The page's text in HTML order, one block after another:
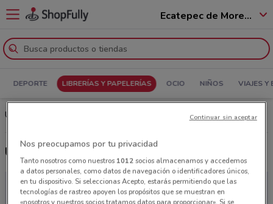
Ecatepec de Morelos - 55100
DEPORTE LIBRERÍAS Y PAPELERÍAS OCIO NIÑOS VIAJES Y
Último folleto Librería Maranatha en Ecatepec de Morelos
Últimas ofertas Librería Maranatha
Nos preocupamos por tu privacidad
Tanto nosotros como nuestros 1012socios almacenamos y accedemos
a datos personales, como datos de navegación o identificadores únicos,
en tu dispositivo. Si seleccionas Acepto, estarás permitiendo que las
tecnologías de rastreo apoyen los propósitos que se muestran en
«nosotros y nuestros socios tratamos datos para proporcionar». Si se
Continuar sin aceptar